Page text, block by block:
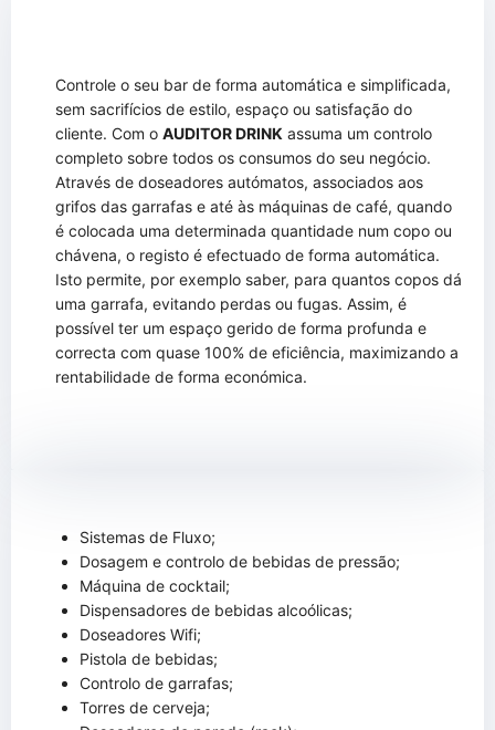
Controle o seu bar de forma automática e simplificada,
sem sacrifícios de estilo, espaço ou satisfação do
cliente. Com o AUDITOR DRINK assuma um controlo
completo sobre todos os consumos do seu negócio.
Através de doseadores autómatos, associados aos
grifos das garrafas e até às máquinas de café, quando
é colocada uma determinada quantidade num copo ou
chávena, o registo é efectuado de forma automática.
Isto permite, por exemplo saber, para quantos copos dá
uma garrafa, evitando perdas ou fugas. Assim, é
possível ter um espaço gerido de forma profunda e
correcta com quase 100% de eficiência, maximizando a
rentabilidade de forma económica.
Sistemas de Fluxo;
Dosagem e controlo de bebidas de pressão;
Máquina de cocktail;
Dispensadores de bebidas alcoólicas;
Doseadores Wifi;
Pistola de bebidas;
Controlo de garrafas;
Torres de cerveja;